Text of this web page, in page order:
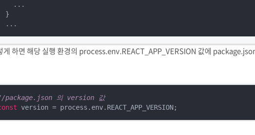
  ...
}
...
게 하면 해당 실행 환경의 process.env.REACT_APP_VERSION 값에
package.json 의 version 값
version = process.env.REACT_APP_VERSION;